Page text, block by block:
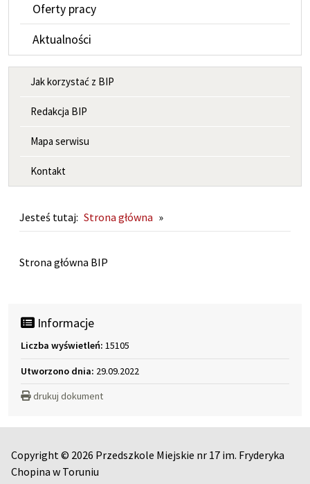
Oferty pracy
Aktualności
MENU INFORMACYJNE
Jak korzystać z BIP
Redakcja BIP
Mapa serwisu
Kontakt
Jesteś tutaj: Strona główna »
Strona główna
Strona główna BIP
Informacje
Liczba wyświetleń: 15105
Utworzono dnia: 29.09.2022
drukuj dokument
Copyright © 2026 Przedszkole Miejskie nr 17 im. Fryderyka
Chopina w Toruniu